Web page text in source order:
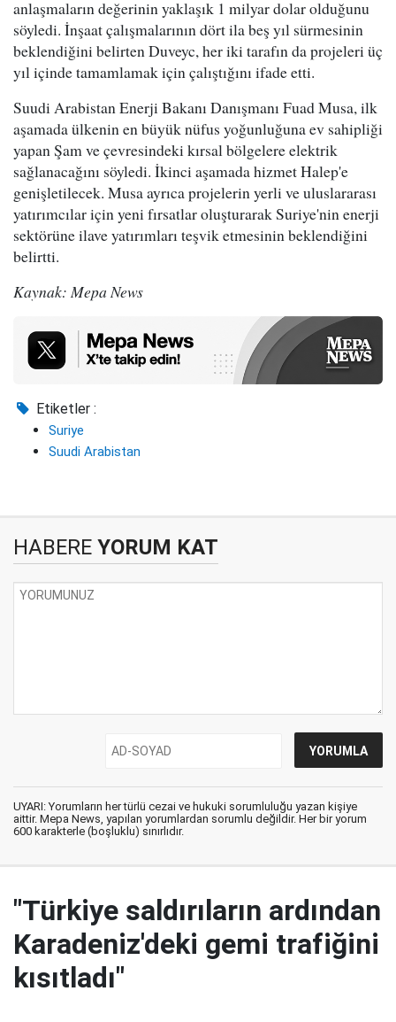
anlaşmaların değerinin yaklaşık 1 milyar dolar olduğunu
söyledi. İnşaat çalışmalarının dört ila beş yıl sürmesinin
beklendiğini belirten Duveyc, her iki tarafın da projeleri üç
yıl içinde tamamlamak için çalıştığını ifade etti.
Suudi Arabistan Enerji Bakanı Danışmanı Fuad Musa, ilk
aşamada ülkenin en büyük nüfus yoğunluğuna ev sahipliği
yapan Şam ve çevresindeki kırsal bölgelere elektrik
sağlanacağını söyledi. İkinci aşamada hizmet Halep'e
genişletilecek. Musa ayrıca projelerin yerli ve uluslararası
yatırımcılar için yeni fırsatlar oluşturarak Suriye'nin enerji
sektörüne ilave yatırımları teşvik etmesinin beklendiğini
belirtti.
Kaynak: Mepa News
Etiketler :
Suriye
Suudi Arabistan
HABERE YORUM KAT
UYARI: Yorumların her türlü cezai ve hukuki sorumluluğu yazan kişiye
aittir. Mepa News, yapılan yorumlardan sorumlu değildir. Her bir yorum
600 karakterle (boşluklu) sınırlıdır.
"Türkiye saldırıların ardından
Karadeniz'deki gemi trafiğini
kısıtladı"